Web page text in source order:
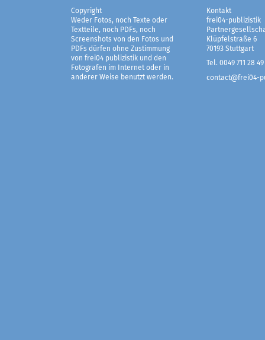
Copyright
Weder Fotos, noch Texte oder
Textteile, noch PDFs, noch
Screenshots von den Fotos und
PDFs dürfen ohne Zustimmung
von frei04 publizistik und den
Fotografen im Internet oder in
anderer Weise benutzt werden.
Kontakt
frei04-publizistik
Klüpfelstraße 6
70193 Stuttgart
Tel. 0049 711 28 49
contact@frei04-